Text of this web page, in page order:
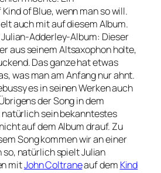
of Blue, wenn man so will.
auch mit auf diesem Album.
Adderley-Album: Dieser
aus seinem Altsaxophon holte,
Das ganze hat etwas
was man am Anfang nur ahnt.
es in seinen Werken auch
der Song in dem
sein bekanntestes
auf dem Album drauf. Zu
Song kommen wir an einer
so, natürlich spielt Julian
mitJohn Coltraneauf dem Kind